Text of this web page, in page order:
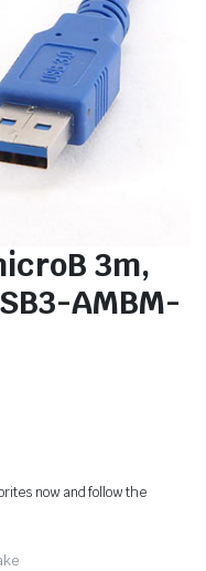
3m,
AMBM-
now and follow the